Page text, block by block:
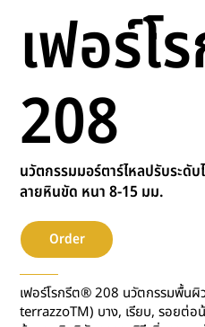
เฟอร์โ
208
นวัตกรรมมอร์ตาร์ไหลปรับระดั
ลายหินขัด หนา 8-15 มม.
Order
เฟอร์โรกรีต® 208 นวัตกรรมพื้นผิ
terrazzoTM) บาง, เรียบ, รอยต่อ